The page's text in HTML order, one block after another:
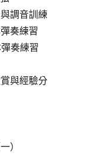
調音訓練
奏練習
奏練習
與經驗分
）